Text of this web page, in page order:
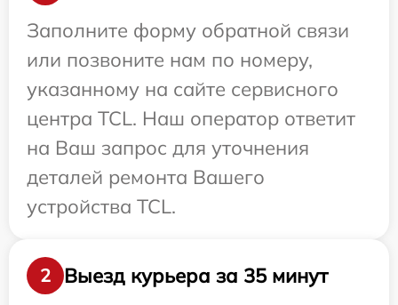
Заполните форму обратной связи
или позвоните нам по номеру,
указанному на сайте сервисного
центра TCL. Наш оператор ответит
на Ваш запрос для уточнения
деталей ремонта Вашего
устройства TCL.
2 Выезд курьера за 35 минут